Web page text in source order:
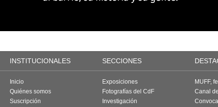
INSTITUCIONALES SECCIONES
Inicio
Quiénes somos
Suscripción
Exposiciones
Fotografías del CdF
Investigación
MUFF,
Canal